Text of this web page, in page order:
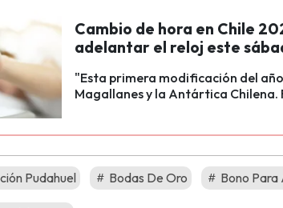
Cambio de hora en Chile
adelantar el reloj este
"Esta primera modificación del
Magallanes y la Antártica Chilena.
Pudahuel Bodas De Oro Bono Para